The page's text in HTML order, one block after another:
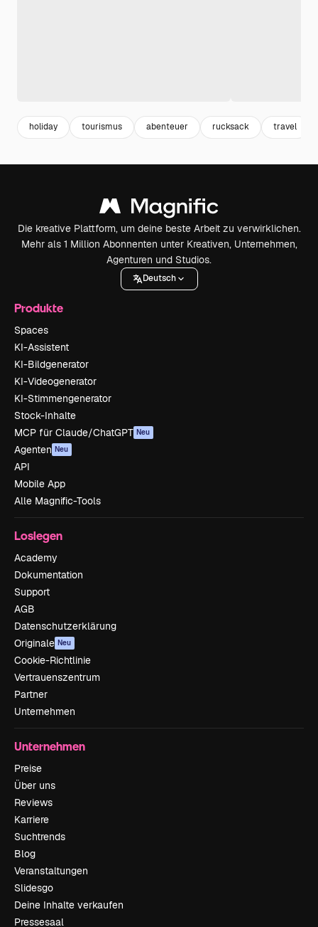
holiday tourismus abenteuer rucksack travel
Die kreative Plattform, um deine beste Arbeit zu verwirklichen.
Mehr als 1 Million Abonnenten unter Kreativen, Unternehmen,
Agenturen und Studios.
Deutsch
Produkte
Spaces
KI-Assistent
KI-Bildgenerator
KI-Videogenerator
KI-Stimmengenerator
Stock-Inhalte
MCP für Claude/ChatGPT Neu
Agenten Neu
API
Mobile App
Alle Magnific-Tools
Loslegen
Academy
Dokumentation
Support
AGB
Datenschutzerklärung
Originale Neu
Cookie-Richtlinie
Vertrauenszentrum
Partner
Unternehmen
Unternehmen
Preise
Über uns
Reviews
Karriere
Suchtrends
Blog
Veranstaltungen
Slidesgo
Deine Inhalte verkaufen
Pressesaal